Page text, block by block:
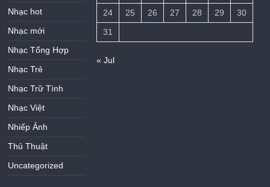
Nhạc hot
Nhạc mới
Nhạc Tổng Hợp
Nhạc Trẻ
Nhạc Trữ Tình
Nhạc Việt
Nhiếp Ảnh
Thủ Thuật
Uncategorized
24
25 26 27 28 29
30
31
« Jul